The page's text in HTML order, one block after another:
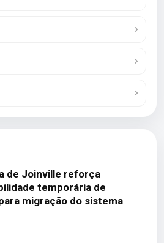
de Joinville reforça
temporária de
migração do sistema